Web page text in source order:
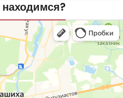
Балашихе